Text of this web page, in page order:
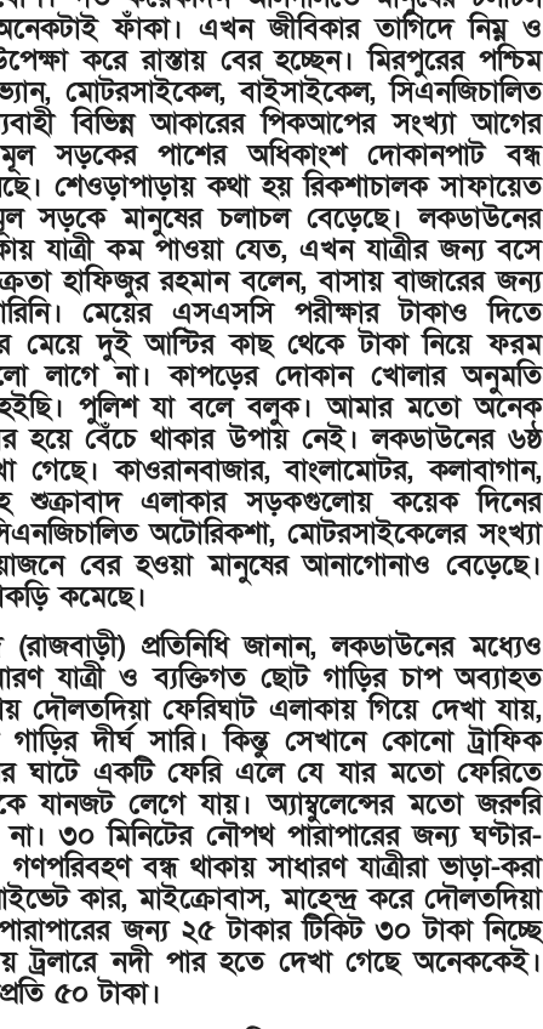
ফাঁকা। এখন জীবিকার তাগিদে নিম্ন ও
করে রাস্তায় বের হচ্ছেন। মিরপুরের পশ্চিম
মোটরসাইকেল, বাইসাইকেল, সিএনজিচালিত
বিভিন্ন আকারের পিকআপের সংখ্যা আগের
সড়কের পাশের অধিকাংশ দোকানপাট বন্ধ
শেওড়াপাড়ায় কথা হয় রিকশাচালক সাফায়েত
সড়কে মানুষের চলাচল বেড়েছে। লকডাউনের
যাত্রী কম পাওয়া যেত, এখন যাত্রীর জন্য বসে
হাফিজুর রহমান বলেন, বাসায় বাজারের জন্য
মেয়ের এসএসসি পরীক্ষার টাকাও দিতে
মেয়ে দুই আন্টির কাছ থেকে টাকা নিয়ে ফরম
লাগে না। কাপড়ের দোকান খোলার অনুমতি
পুলিশ যা বলে বলুক। আমার মতো অনেক
হয়ে বেঁচে থাকার উপায় নেই। লকডাউনের ৬ষ্ঠ
কাওরানবাজার, বাংলামোটর, কলাবাগান,
শুক্রাবাদ এলাকার সড়কগুলোয় কয়েক দিনের
অটোরিকশা, মোটরসাইকেলের সংখ্যা
বের হওয়া মানুষের আনাগোনাও বেড়েছে।
কমেছে।
প্রতিনিধি জানান, লকডাউনের মধ্যেও
যাত্রী ও ব্যক্তিগত ছোট গাড়ির চাপ অব্যাহত
দৌলতদিয়া ফেরিঘাট এলাকায় গিয়ে দেখা যায়,
দীর্ঘ সারি। কিন্তু সেখানে কোনো ট্রাফিক
পর ঘাটে একটি ফেরি এলে যে যার মতো ফেরিতে
যানজট লেগে যায়। অ্যাম্বুলেন্সের মতো জরুরি
৩০ মিনিটের নৌপথ পারাপারের জন্য ঘণ্টার-
বন্ধ থাকায় সাধারণ যাত্রীরা ভাড়া-করা
কার, মাইক্রোবাস, মাহেন্দ্র করে দৌলতদিয়া
জন্য ২৫ টাকার টিকিট ৩০ টাকা নিচ্ছে
ট্রলারে নদী পার হতে দেখা গেছে অনেককেই।
৫০ টাকা।